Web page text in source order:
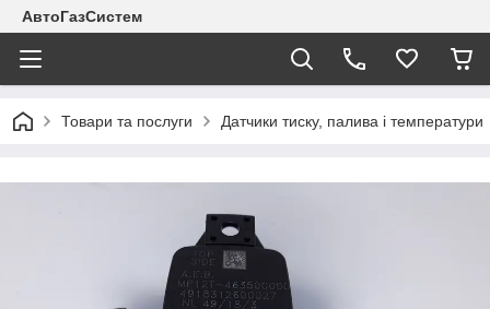
АвтоГазСистем
Товари та послуги Датчики тиску, палива і температури